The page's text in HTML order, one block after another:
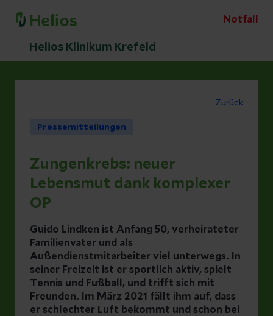
Notfall
Helios Klinikum Krefeld
Zurück
Pressemitteilungen
Zungenkrebs: neuer
Lebensmut dank komplexer
OP
Guido Lindken ist Anfang 50, verheirateter
Familienvater und als
Außendienstmitarbeiter viel unterwegs. In
seiner Freizeit ist er sportlich aktiv, spielt
Tennis und Fußball, und trifft sich mit
Freunden. Im März 2021 fällt ihm auf, dass
er schlechter Luft bekommt und schon bei